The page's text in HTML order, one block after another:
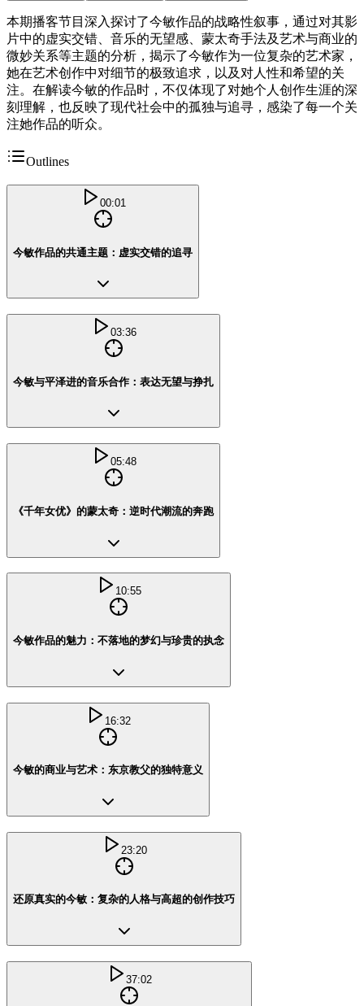
本期播客节目深入探讨了今敏作品的战略性叙事，通过对其影
片中的虚实交错、音乐的无望感、蒙太奇手法及艺术与商业的
微妙关系等主题的分析，揭示了今敏作为一位复杂的艺术家，
她在艺术创作中对细节的极致追求，以及对人性和希望的关
注。在解读今敏的作品时，不仅体现了对她个人创作生涯的深
刻理解，也反映了现代社会中的孤独与追寻，感染了每一个关
注她作品的听众。
Outlines
00:01
今敏作品的共通主题：虚实交错的追寻
03:36
今敏与平泽进的音乐合作：表达无望与挣扎
05:48
《千年女优》的蒙太奇：逆时代潮流的奔跑
10:55
今敏作品的魅力：不落地的梦幻与珍贵的执念
16:32
今敏的商业与艺术：东京教父的独特意义
23:20
还原真实的今敏：复杂的人格与高超的创作技巧
37:02